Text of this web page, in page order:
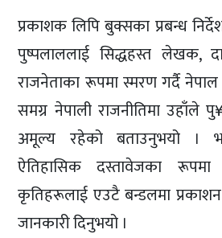
प्रकाशक लिपि बुक्सका प्रबन्ध
पुष्पलाललाई सिद्धहस्त लेखक,
राजनेताका रूपमा स्मरण गर्दै
समग्र नेपाली राजनीतिमा उहाँले
अमूल्य रहेको बताउनुभयो ।
ऐतिहासिक दस्तावेजका रूपमा
कृतिहरूलाई एउटै बन्डलमा
जानकारी दिनुभयो ।